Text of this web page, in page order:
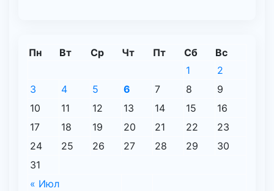
Пн Вт Ср Чт Пт Сб Вс
« Июл
1
2
3
4 5 6 7 8
9
10
11 12 13 14 15
16
17
18 19 20 21 22
23
24
25 26 27 28 29
30
31